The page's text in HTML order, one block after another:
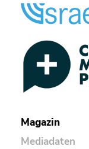
Magazin
Mediadaten